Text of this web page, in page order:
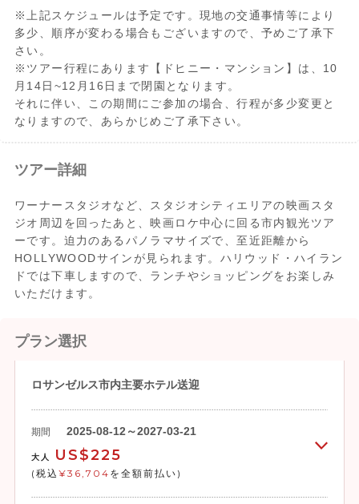
※上記スケジュールは予定です。現地の交通事情等により
多少、順序が変わる場合もございますので、予めご了承下
さい。
※ツアー行程にあります【ドヒニー・マンション】は、10
月14日~12月16日まで閉園となります。
それに伴い、この期間にご参加の場合、行程が多少変更と
なりますので、あらかじめご了承下さい。
ツアー詳細
ワーナースタジオなど、スタジオシティエリアの映画スタ
ジオ周辺を回ったあと、映画ロケ中心に回る市内観光ツア
ーです。迫力のあるパノラマサイズで、至近距離から
HOLLYWOODサインが見られます。ハリウッド・ハイラン
ドでは下車しますので、ランチやショッピングをお楽しみ
いただけます。
プラン選択
ロサンゼルス市内主要ホテル送迎
期間 2025-08-12～2027-03-21
大人 US$225
(税込 ¥36,704 を全額前払い)